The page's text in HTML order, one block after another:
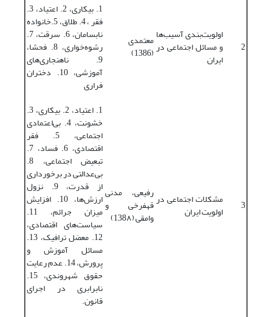
2
اولویت‌بندی آسیب‌ها
و مسائل اجتماعی در
ایران
معتمدی
(1386)
1. بیکاری، 2. اعتیاد، 3.
فقر ، 4. طلاق، 5.خانواده
نابسامان، 6. سرقت، 7.
رشوه‌خواری، 8. فحشا،
9. ناهنجاری‌‌های
آموزشی، 10. دختران
فراری
3 مشکلات اجتماعی در
اولویت ایران
رفیعی، مدنی
قهفرخی و
وامقی (138۸)
1. اعتیاد، 2. بیکاری، 3.
خشونت، 4. بی‌اعتمادی
اجتماعی، 5. فقر
اقتصادی، 6. فساد، 7.
تبعیض اجتماعی، 8.
بی‌عدالتی در برخورداری
از قدرت، 9. نزول
ارزش‌‌ها، 10. افزایش
میزان جرائم، 11.
سیاست‌های اقتصادی،
12. معضل ترافیک، 13.
مسائل آموزش و
پرورش، 14. عدم رعایت
حقوق شهروندی، 15.
نابرابری در اجرای
قانون.